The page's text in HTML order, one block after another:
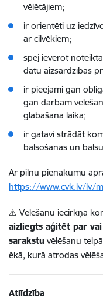
vēlētājiem;
ir orientēti uz
ar cilvēkiem;
spēj ievērot
datu aizsardzības
ir pieejami gan
gan darbam
glabāšanā laikā;
ir gatavi strādāt
balsošanas un
Ar pilnu pienākumu
https://www.cvk.lv/lv/
⚠️ Vēlēšanu iecirkņa
aizliegts aģitēt par
sarakstu vēlēšanu
ēkā, kurā atrodas
Atlīdzība